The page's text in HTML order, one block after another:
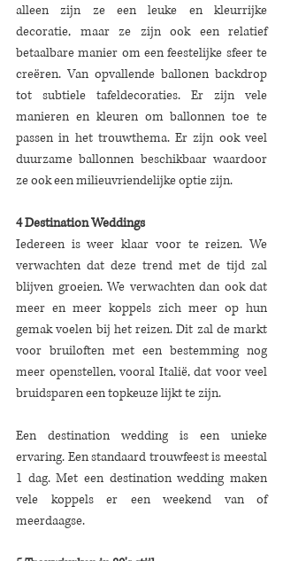
alleen zijn ze een leuke en kleurrijke
decoratie, maar ze zijn ook een relatief
betaalbare manier om een feestelijke sfeer te
creëren. Van opvallende ballonen backdrop
tot subtiele tafeldecoraties. Er zijn vele
manieren en kleuren om ballonnen toe te
passen in het trouwthema. Er zijn ook veel
duurzame ballonnen beschikbaar waardoor
ze ook een milieuvriendelijke optie zijn.
4 Destination Weddings
Iedereen is weer klaar voor te reizen. We
verwachten dat deze trend met de tijd zal
blijven groeien. We verwachten dan ook dat
meer en meer koppels zich meer op hun
gemak voelen bij het reizen. Dit zal de markt
voor bruiloften met een bestemming nog
meer openstellen, vooral Italië, dat voor veel
bruidsparen een topkeuze lijkt te zijn.
Een destination wedding is een unieke
ervaring. Een standaard trouwfeest is meestal
1 dag. Met een destination wedding maken
vele koppels er een weekend van of
meerdaagse.